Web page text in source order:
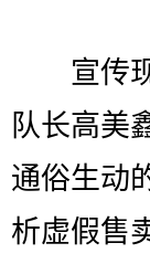
宣传现
队长高美
通俗生动
析虚假售